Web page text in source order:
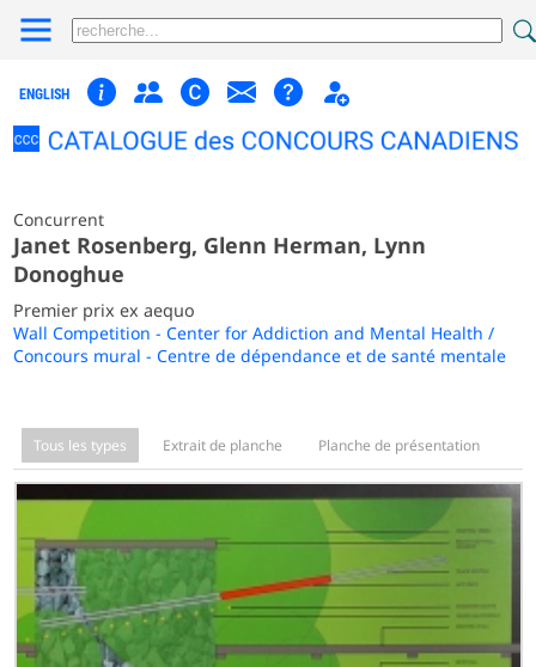
ENGLISH
Concurrent
Janet Rosenberg, Glenn Herman, Lynn
Donoghue
Premier prix ex aequo
Wall Competition - Center for Addiction and Mental Health /
Concours mural - Centre de dépendance et de santé mentale
Tous les types Extrait de planche Planche de présentation